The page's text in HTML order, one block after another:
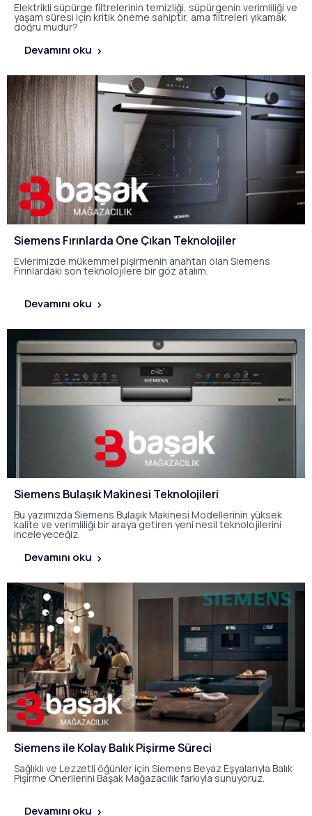
Elektrikli süpürge filtrelerinin temizliği, süpürgenin verimliliği ve
yaşam süresi için kritik öneme sahiptir, ama filtreleri yıkamak
doğru mudur?
Devamını oku
Siemens Fırınlarda Öne Çıkan Teknolojiler
Evlerimizde mükemmel pişirmenin anahtarı olan Siemens
Fırınlardaki son teknolojilere bir göz atalım.
Devamını oku
Siemens Bulaşık Makinesi Teknolojileri
Bu yazımızda Siemens Bulaşık Makinesi Modellerinin yüksek
kalite ve verimliliği bir araya getiren yeni nesil teknolojilerini
inceleyeceğiz.
Devamını oku
Siemens ile Kolay Balık Pişirme Süreci
Sağlıklı ve Lezzetli öğünler için Siemens Beyaz Eşyalarıyla Balık
Pişirme Önerilerini Başak Mağazacılık farkıyla sunuyoruz.
Devamını oku